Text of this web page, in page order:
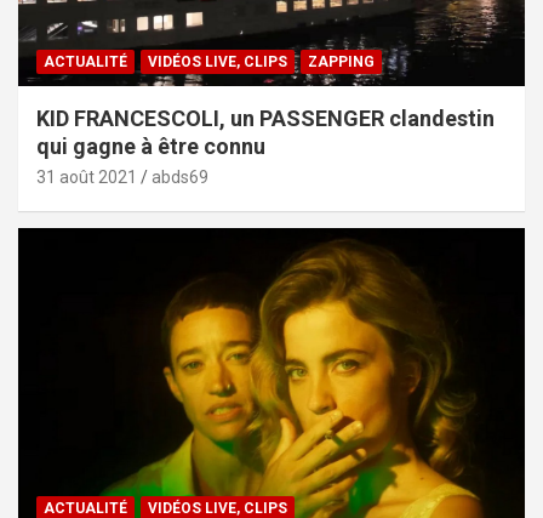
ACTUALITÉ VIDÉOS LIVE, CLIPS ZAPPING
KID FRANCESCOLI, un PASSENGER clandestin
qui gagne à être connu
31 août 2021 abds69
ACTUALITÉ VIDÉOS LIVE, CLIPS